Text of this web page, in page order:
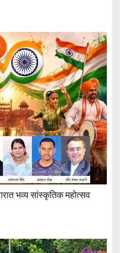
भव्य सांस्कृतिक महोत्सव